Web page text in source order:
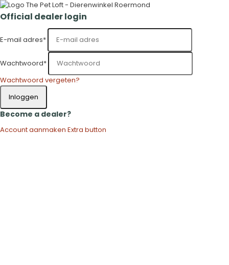
Official dealer login
E-mail adres*
Wachtwoord*
Wachtwoord vergeten?
Inloggen
Become a dealer?
Account aanmaken Extra button